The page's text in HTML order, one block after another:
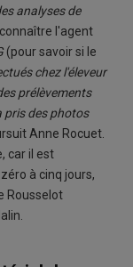
analyses de
l'agent
(pour savoir si le
chez l'éleveur
prélèvements
pris des photos
Anne Rocuet.
car il est
à cinq jours,
Rousselot